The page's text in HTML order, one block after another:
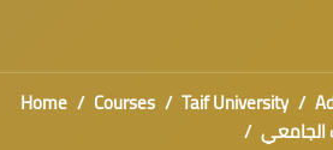
Home
Courses Taif University
الجامعي